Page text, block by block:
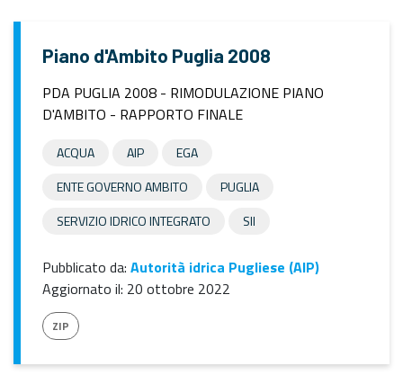
Piano d'Ambito Puglia 2008
PDA PUGLIA 2008 - RIMODULAZIONE PIANO
D'AMBITO - RAPPORTO FINALE
ACQUA AIP
EGA
ENTE GOVERNO AMBITO
PUGLIA
SERVIZIO IDRICO INTEGRATO
SII
Pubblicato da: Autorità idrica Pugliese (AIP)
Aggiornato il: 20 ottobre 2022
ZIP